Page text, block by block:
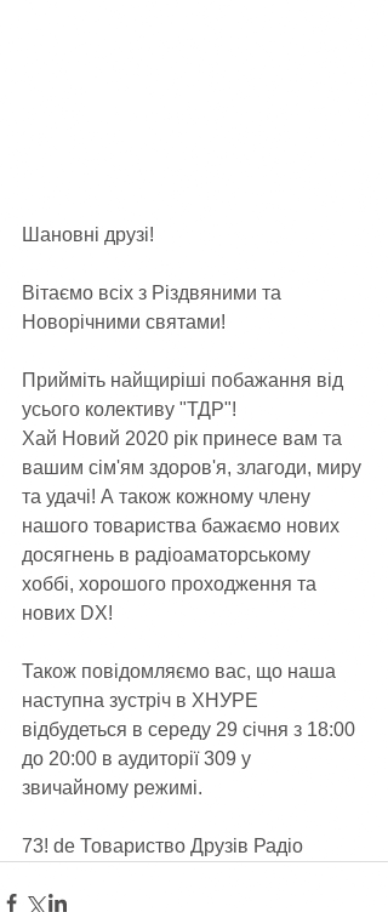
Шановні друзі!
Вітаємо всіх з Різдвяними та
Новорічними святами!
Прийміть найщиріші побажання від
усього колективу "ТДР"!
Хай Новий 2020 рік принесе вам та
вашим сім'ям здоров'я, злагоди, миру
та удачі! А також кожному члену
нашого товариства бажаємо нових
досягнень в радіоаматорському
хоббі, хорошого проходження та
нових DX!
Також повідомляємо вас, що наша
наступна зустріч в ХНУРЕ
відбудеться в середу 29 січня з 18:00
до 20:00 в аудиторії 309 у
звичайному режимі.
73! de Товариство Друзів Радіо